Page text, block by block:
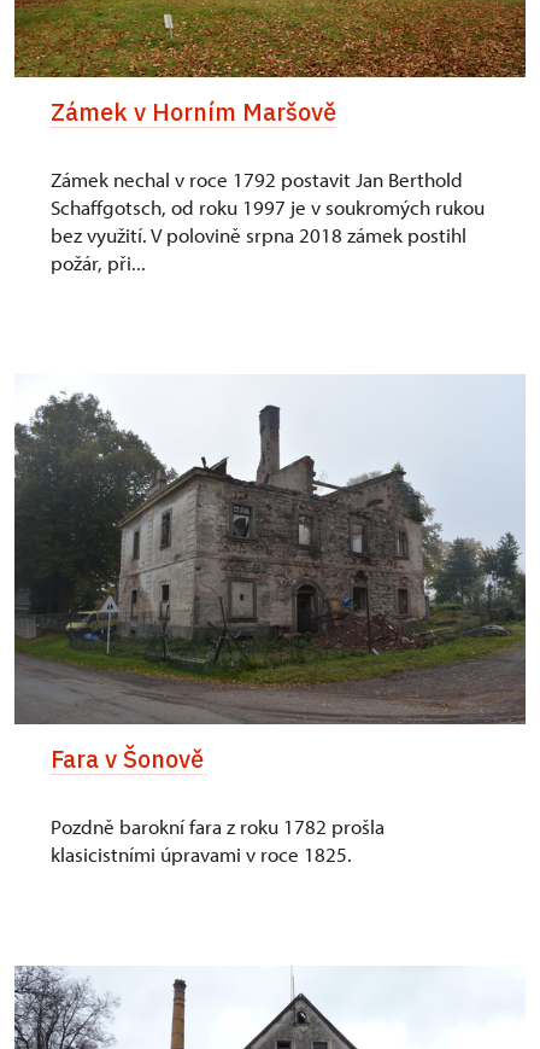
Zámek v Horním Maršově
Zámek nechal v roce 1792 postavit Jan Berthold
Schaffgotsch, od roku 1997 je v soukromých rukou
bez využití. V polovině srpna 2018 zámek postihl
požár, při...
Fara v Šonově
Pozdně barokní fara z roku 1782 prošla
klasicistními úpravami v roce 1825.